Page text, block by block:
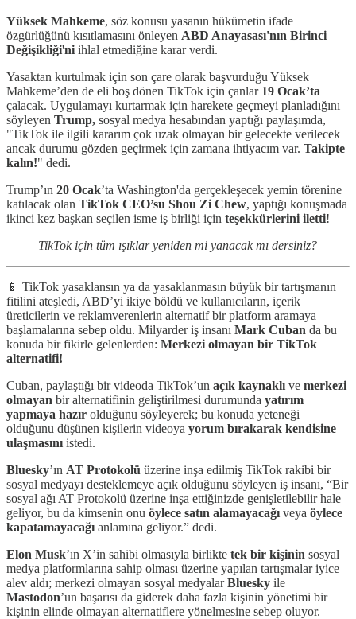
Yüksek Mahkeme, söz konusu yasanın hükümetin ifade
özgürlüğünü kısıtlamasını önleyen ABD Anayasası'nın Birinci
Değişikliği'ni ihlal etmediğine karar verdi.
Yasaktan kurtulmak için son çare olarak başvurduğu Yüksek
Mahkeme’den de eli boş dönen TikTok için çanlar 19 Ocak’ta
çalacak. Uygulamayı kurtarmak için harekete geçmeyi planladığını
söyleyen Trump, sosyal medya hesabından yaptığı paylaşımda,
"TikTok ile ilgili kararım çok uzak olmayan bir gelecekte verilecek
ancak durumu gözden geçirmek için zamana ihtiyacım var. Takipte
kalın!" dedi.
Trump’ın 20 Ocak’ta Washington'da gerçekleşecek yemin törenine
katılacak olan TikTok CEO’su Shou Zi Chew, yaptığı konuşmada
ikinci kez başkan seçilen isme iş birliği için teşekkürlerini iletti!
TikTok için tüm ışıklar yeniden mi yanacak mı dersiniz?
📱 TikTok yasaklansın ya da yasaklanmasın büyük bir tartışmanın
fitilini ateşledi, ABD’yi ikiye böldü ve kullanıcıların, içerik
üreticilerin ve reklamverenlerin alternatif bir platform aramaya
başlamalarına sebep oldu. Milyarder iş insanı Mark Cuban da bu
konuda bir fikirle gelenlerden: Merkezi olmayan bir TikTok
alternatifi!
Cuban, paylaştığı bir videoda TikTok’un açık kaynaklı ve merkezi
olmayan bir alternatifinin geliştirilmesi durumunda yatırım
yapmaya hazır olduğunu söyleyerek; bu konuda yeteneği
olduğunu düşünen kişilerin videoya yorum bırakarak kendisine
ulaşmasını istedi.
Bluesky’ın AT Protokolü üzerine inşa edilmiş TikTok rakibi bir
sosyal medyayı desteklemeye açık olduğunu söyleyen iş insanı, “Bir
sosyal ağı AT Protokolü üzerine inşa ettiğinizde genişletilebilir hale
geliyor, bu da kimsenin onu öylece satın alamayacağı veya öylece
kapatamayacağı anlamına geliyor.” dedi.
Elon Musk’ın X’in sahibi olmasıyla birlikte tek bir kişinin sosyal
medya platformlarına sahip olması üzerine yapılan tartışmalar iyice
alev aldı; merkezi olmayan sosyal medyalarBluesky ile
Mastodon’un başarısı da giderek daha fazla kişinin yönetimi bir
kişinin elinde olmayan alternatiflere yönelmesine sebep oluyor.